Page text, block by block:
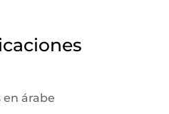
en árabe